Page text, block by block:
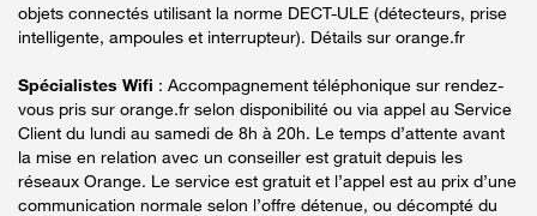
objets connectés utilisant la norme DECT-ULE (détecteurs, prise
intelligente, ampoules et interrupteur). Détails sur orange.fr
Spécialistes Wifi : Accompagnement téléphonique sur rendez-
vous pris sur orange.fr selon disponibilité ou via appel au Service
Client du lundi au samedi de 8h à 20h. Le temps d’attente avant
la mise en relation avec un conseiller est gratuit depuis les
réseaux Orange. Le service est gratuit et l’appel est au prix d’une
communication normale selon l’offre détenue, ou décompté du